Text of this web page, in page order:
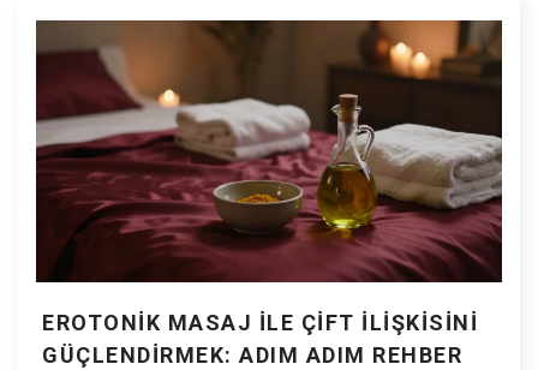
EROTONIK MASAJ ILE ÇIFT İLIŞKISINI
GÜÇLENDIRMEK: ADIM ADIM REHBER